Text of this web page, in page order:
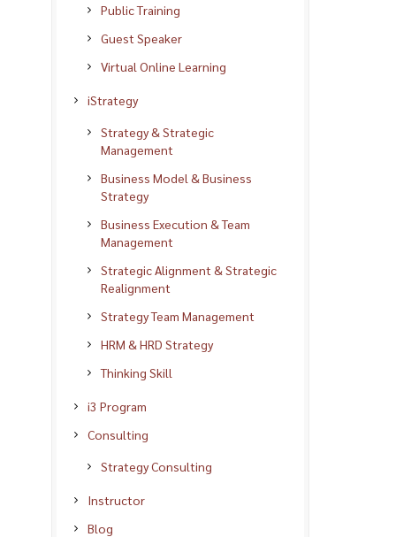
Public Training
Guest Speaker
Virtual Online Learning
iStrategy
Strategy & Strategic
Management
Business Model & Business
Strategy
Business Execution & Team
Management
Strategic Alignment & Strategic
Realignment
Strategy Team Management
HRM & HRD Strategy
Thinking Skill
i3 Program
Consulting
Strategy Consulting
Instructor
Blog